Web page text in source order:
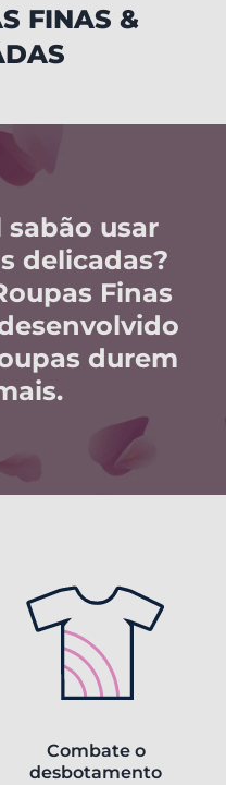
FINAS &
sabão usar
delicadas?
Finas
durem
Combate o
desbotamento